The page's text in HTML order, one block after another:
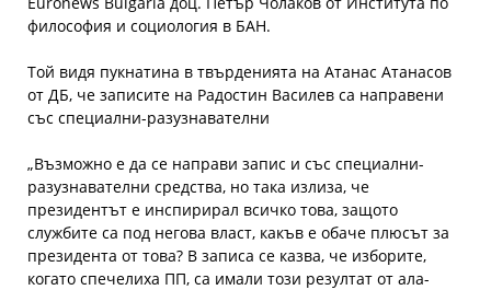
философия и социология в БАН.
Той видя пукнатина в твърденията на Атанас Атанасов
от ДБ, че записите на Радостин Василев са направени
със специални-разузнавателни
„Възможно е да се направи запис и със специални-
разузнавателни средства, но така излиза, че
президентът е инспирирал всичко това, защото
службите са под негова власт, какъв е обаче плюсът за
президента от това? В записа се казва, че изборите,
когато спечелиха ПП, са имали този резултат от ала-